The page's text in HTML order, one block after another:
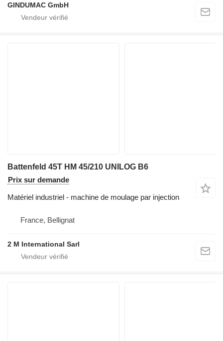
GINDUMAC GmbH
Battenfeld 45T HM 45/210 UNILOG B6
Prix sur demande
Matériel industriel - machine de moulage par injection
France, Bellignat
2 M International Sarl